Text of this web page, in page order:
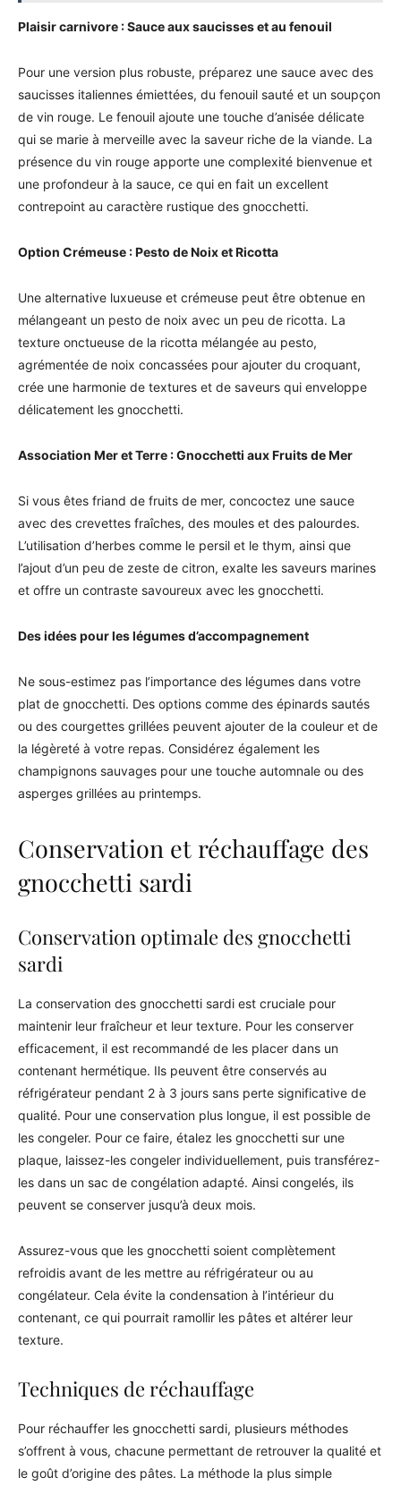
Plaisir carnivore : Sauce aux saucisses et au fenouil
Pour une version plus robuste, préparez une sauce avec des
saucisses italiennes émiettées, du fenouil sauté et un soupçon
de vin rouge. Le fenouil ajoute une touche d’anisée délicate
qui se marie à merveille avec la saveur riche de la viande. La
présence du vin rouge apporte une complexité bienvenue et
une profondeur à la sauce, ce qui en fait un excellent
contrepoint au caractère rustique des gnocchetti.
Option Crémeuse : Pesto de Noix et Ricotta
Une alternative luxueuse et crémeuse peut être obtenue en
mélangeant un pesto de noix avec un peu de ricotta. La
texture onctueuse de la ricotta mélangée au pesto,
agrémentée de noix concassées pour ajouter du croquant,
crée une harmonie de textures et de saveurs qui enveloppe
délicatement les gnocchetti.
Association Mer et Terre : Gnocchetti aux Fruits de Mer
Si vous êtes friand de fruits de mer, concoctez une sauce
avec des crevettes fraîches, des moules et des palourdes.
L’utilisation d’herbes comme le persil et le thym, ainsi que
l’ajout d’un peu de zeste de citron, exalte les saveurs marines
et offre un contraste savoureux avec les gnocchetti.
Des idées pour les légumes d’accompagnement
Ne sous-estimez pas l’importance des légumes dans votre
plat de gnocchetti. Des options comme des épinards sautés
ou des courgettes grillées peuvent ajouter de la couleur et de
la légèreté à votre repas. Considérez également les
champignons sauvages pour une touche automnale ou des
asperges grillées au printemps.
Conservation et réchauffage des
gnocchetti sardi
Conservation optimale des gnocchetti
sardi
La conservation des gnocchetti sardi est cruciale pour
maintenir leur fraîcheur et leur texture. Pour les conserver
efficacement, il est recommandé de les placer dans un
contenant hermétique. Ils peuvent être conservés au
réfrigérateur pendant 2 à 3 jours sans perte significative de
qualité. Pour une conservation plus longue, il est possible de
les congeler. Pour ce faire, étalez les gnocchetti sur une
plaque, laissez-les congeler individuellement, puis transférez-
les dans un sac de congélation adapté. Ainsi congelés, ils
peuvent se conserver jusqu’à deux mois.
Assurez-vous que les gnocchetti soient complètement
refroidis avant de les mettre au réfrigérateur ou au
congélateur. Cela évite la condensation à l’intérieur du
contenant, ce qui pourrait ramollir les pâtes et altérer leur
texture.
Techniques de réchauffage
Pour réchauffer les gnocchetti sardi, plusieurs méthodes
s’offrent à vous, chacune permettant de retrouver la qualité et
le goût d’origine des pâtes. La méthode la plus simple